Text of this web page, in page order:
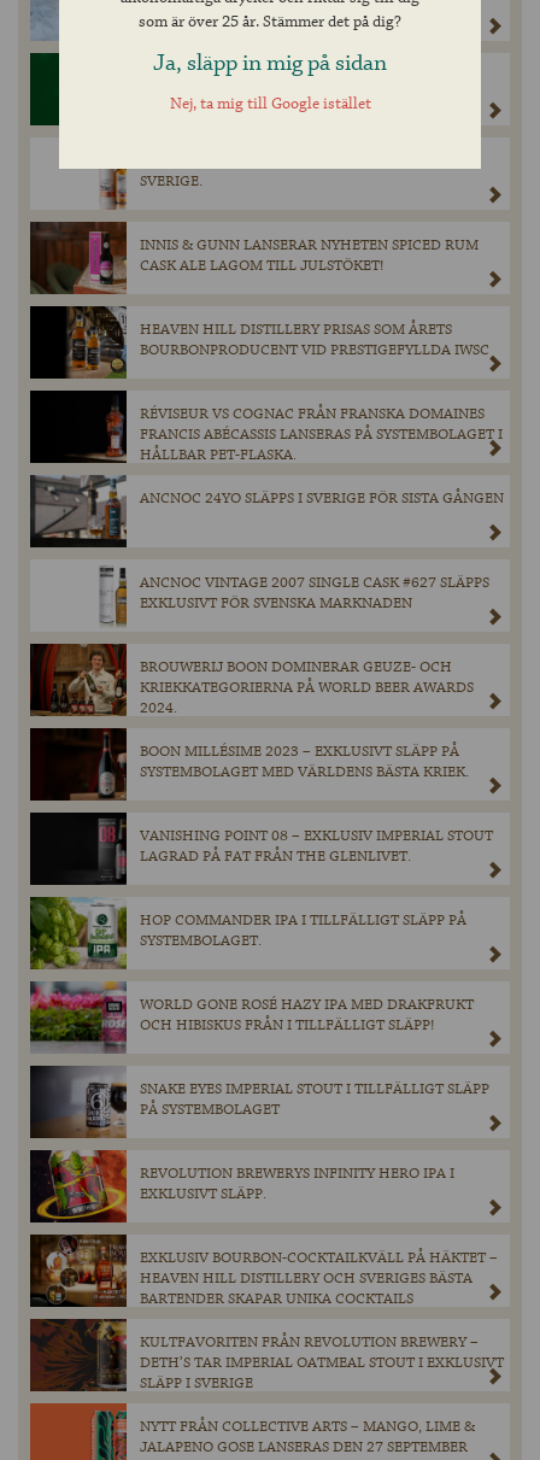
ELDIGT FINSKT LEJON MED KRAFT OCH FINESS.
TYSK PILSNER: TRADITION, HISTORIA OCH JEVER
PILSENERS UNIKA PLATS I ÖLKULTUREN.
SVERIGE.
INNIS & GUNN LANSERAR NYHETEN SPICED RUM
CASK ALE LAGOM TILL JULSTÖKET!
HEAVEN HILL DISTILLERY PRISAS SOM ÅRETS
BOURBONPRODUCENT VID PRESTIGEFYLLDA IWSC
RÉVISEUR VS COGNAC FRÅN FRANSKA DOMAINES
FRANCIS ABÉCASSIS LANSERAS PÅ SYSTEMBOLAGET I
HÅLLBAR PET-FLASKA.
ANCNOC 24YO SLÄPPS I SVERIGE FÖR SISTA GÅNGEN
ANCNOC VINTAGE 2007 SINGLE CASK #627 SLÄPPS
EXKLUSIVT FÖR SVENSKA MARKNADEN
BROUWERIJ BOON DOMINERAR GEUZE- OCH
KRIEKKATEGORIERNA PÅ WORLD BEER AWARDS
2024.
BOON MILLÉSIME 2023 – EXKLUSIVT SLÄPP PÅ
SYSTEMBOLAGET MED VÄRLDENS BÄSTA KRIEK.
VANISHING POINT 08 – EXKLUSIV IMPERIAL STOUT
LAGRAD PÅ FAT FRÅN THE GLENLIVET.
HOP COMMANDER IPA I TILLFÄLLIGT SLÄPP PÅ
SYSTEMBOLAGET.
WORLD GONE ROSÉ HAZY IPA MED DRAKFRUKT
OCH HIBISKUS FRÅN I TILLFÄLLIGT SLÄPP!
SNAKE EYES IMPERIAL STOUT I TILLFÄLLIGT SLÄPP
PÅ SYSTEMBOLAGET
REVOLUTION BREWERYS INFINITY HERO IPA I
EXKLUSIVT SLÄPP.
EXKLUSIV BOURBON-COCKTAILKVÄLL PÅ HÄKTET –
HEAVEN HILL DISTILLERY OCH SVERIGES BÄSTA
BARTENDER SKAPAR UNIKA COCKTAILS
KULTFAVORITEN FRÅN REVOLUTION BREWERY –
DETH’S TAR IMPERIAL OATMEAL STOUT I EXKLUSIVT
SLÄPP I SVERIGE
NYTT FRÅN COLLECTIVE ARTS – MANGO, LIME &
JALAPENO GOSE LANSERAS DEN 27 SEPTEMBER
som är över 25 år. Stämmer det på dig?
Ja, släpp in mig på sidan
Nej, ta mig till Google istället